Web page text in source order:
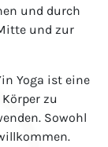
und durch
und zur
Yoga ist eine
zu
Sowohl